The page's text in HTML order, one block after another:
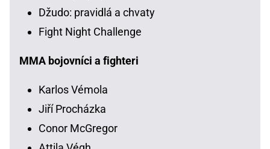
Džudo: pravidlá a chvaty
Fight Night Challenge
MMA bojovníci a fighteri
Karlos Vémola
Jiří Procházka
Conor McGregor